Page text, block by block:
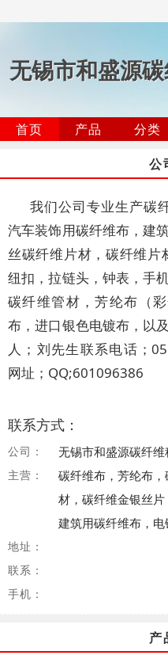
无锡市和盛源
首页 产品 分类
公
我们公司专业生产碳
汽车装饰用碳纤维布，建
丝碳纤维片材，碳纤维片
纽扣，拉链头，钟表，手
碳纤维管材，芳纶布（
布，进口银色电镀布，以
人；刘先生联系电话；
网址；QQ;601096386
联系方式：
公司： 无锡市和盛源碳纤
主营：
碳纤维布，芳纶布
材，碳纤维金银丝
建筑用碳纤维布，电
地址：
联系：
手机：
产